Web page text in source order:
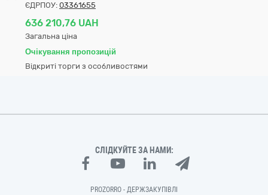
ЄДРПОУ: 03361655
636 210,76 UAH
Загальна ціна
Очікування пропозицій
Відкриті торги з особливостями
СЛІДКУЙТЕ ЗА НАМИ:
PROZORRO - ДЕРЖЗАКУПІВЛІ